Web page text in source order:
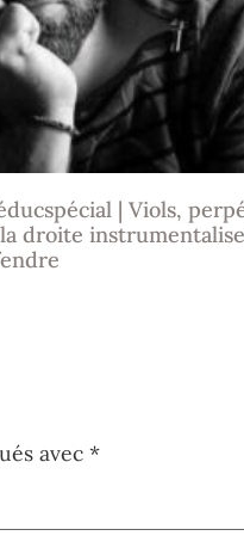
| Viols,
droite
avec *